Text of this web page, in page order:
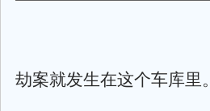
劫案就发生在这个车库里。